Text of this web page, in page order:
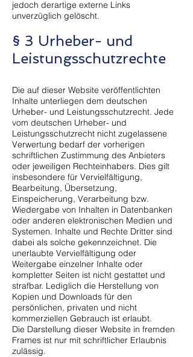
jedoch derartige externe Links
unverzüglich gelöscht.
§ 3 Urheber- und
Leistungsschutzrechte
Die auf dieser Website veröffentlichten
Inhalte unterliegen dem deutschen
Urheber- und Leistungsschutzrecht. Jede
vom deutschen Urheber- und
Leistungsschutzrecht nicht zugelassene
Verwertung bedarf der vorherigen
schriftlichen Zustimmung des Anbieters
oder jeweiligen Rechteinhabers. Dies gilt
insbesondere für Vervielfältigung,
Bearbeitung, Übersetzung,
Einspeicherung, Verarbeitung bzw.
Wiedergabe von Inhalten in Datenbanken
oder anderen elektronischen Medien und
Systemen. Inhalte und Rechte Dritter sind
dabei als solche gekennzeichnet. Die
unerlaubte Vervielfältigung oder
Weitergabe einzelner Inhalte oder
kompletter Seiten ist nicht gestattet und
strafbar. Lediglich die Herstellung von
Kopien und Downloads für den
persönlichen, privaten und nicht
kommerziellen Gebrauch ist erlaubt.
Die Darstellung dieser Website in fremden
Frames ist nur mit schriftlicher Erlaubnis
zulässig.